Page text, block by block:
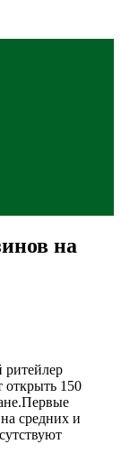
на
ритейлер
открыть 150
средних и